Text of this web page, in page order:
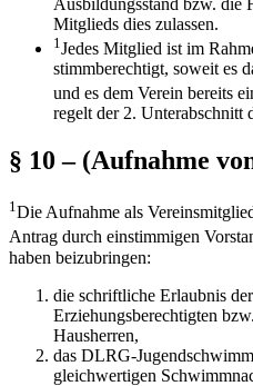
Mitglieds dies zulassen.
1 Jedes Mitglied ist im
stimmberechtigt, soweit es
und es dem Verein bereits
regelt der 2. Unterabschnitt
§ 10 – (Aufnahme
1Die Aufnahme als
Antrag durch einstimmigen
haben beizubringen:
die schriftliche Erlaubnis
Erziehungsberechtigten
Hausherren,
das DLRG-
gleichwertigen